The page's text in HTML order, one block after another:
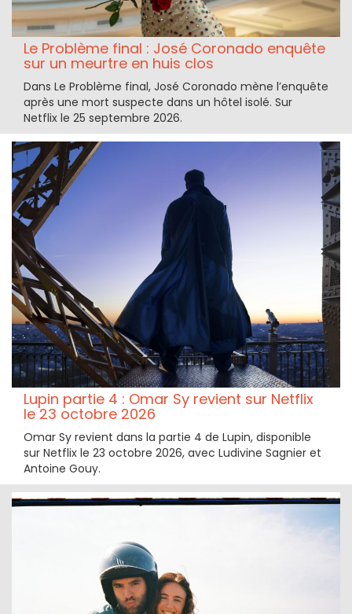
Le Problème final : José Coronado enquête
sur un meurtre en huis clos
Dans Le Problème final, José Coronado mène l’enquête
après une mort suspecte dans un hôtel isolé. Sur
Netflix le 25 septembre 2026.
Lupin partie 4 : Omar Sy revient sur Netflix
le 23 octobre 2026
Omar Sy revient dans la partie 4 de Lupin, disponible
sur Netflix le 23 octobre 2026, avec Ludivine Sagnier et
Antoine Gouy.